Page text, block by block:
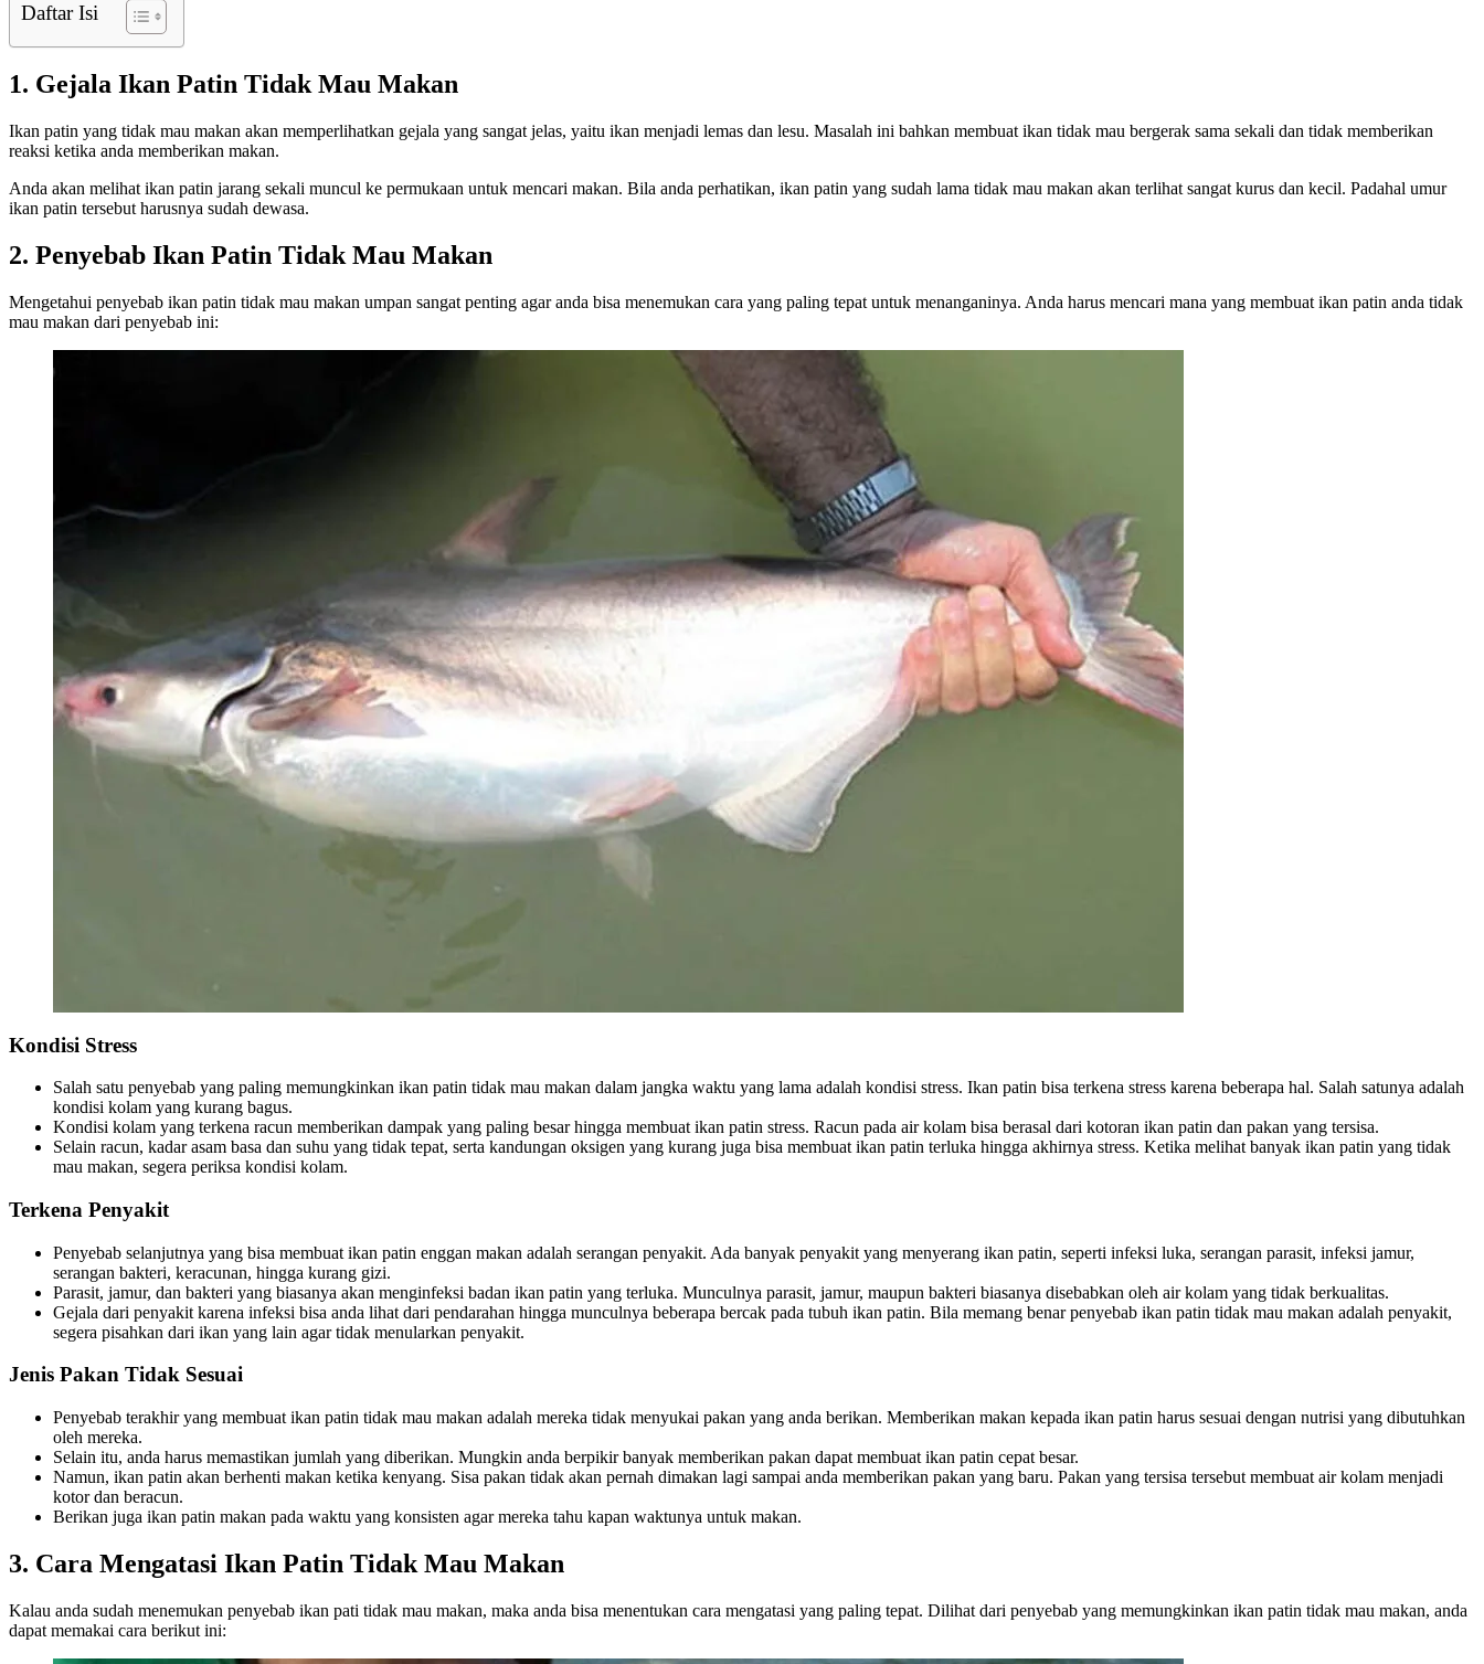
Daftar Isi
1. Gejala Ikan Patin Tidak Mau Makan
Ikan patin yang tidak mau makan akan memperlihatkan gejala yang sangat jelas, yaitu ikan menjadi lemas dan lesu. Masalah ini bahkan membuat ikan tidak mau bergerak sama sekali dan tidak memberikan
reaksi ketika anda memberikan makan.
Anda akan melihat ikan patin jarang sekali muncul ke permukaan untuk mencari makan. Bila anda perhatikan, ikan patin yang sudah lama tidak mau makan akan terlihat sangat kurus dan kecil. Padahal umur
ikan patin tersebut harusnya sudah dewasa.
2. Penyebab Ikan Patin Tidak Mau Makan
Mengetahui penyebab ikan patin tidak mau makan umpan sangat penting agar anda bisa menemukan cara yang paling tepat untuk menanganinya. Anda harus mencari mana yang membuat ikan patin anda tidak
mau makan dari penyebab ini:
Kondisi Stress
Salah satu penyebab yang paling memungkinkan ikan patin tidak mau makan dalam jangka waktu yang lama adalah kondisi stress. Ikan patin bisa terkena stress karena beberapa hal. Salah satunya adalah
kondisi kolam yang kurang bagus.
Kondisi kolam yang terkena racun memberikan dampak yang paling besar hingga membuat ikan patin stress. Racun pada air kolam bisa berasal dari kotoran ikan patin dan pakan yang tersisa.
Selain racun, kadar asam basa dan suhu yang tidak tepat, serta kandungan oksigen yang kurang juga bisa membuat ikan patin terluka hingga akhirnya stress. Ketika melihat banyak ikan patin yang tidak
mau makan, segera periksa kondisi kolam.
Terkena Penyakit
Penyebab selanjutnya yang bisa membuat ikan patin enggan makan adalah serangan penyakit. Ada banyak penyakit yang menyerang ikan patin, seperti infeksi luka, serangan parasit, infeksi jamur,
serangan bakteri, keracunan, hingga kurang gizi.
Parasit, jamur, dan bakteri yang biasanya akan menginfeksi badan ikan patin yang terluka. Munculnya parasit, jamur, maupun bakteri biasanya disebabkan oleh air kolam yang tidak berkualitas.
Gejala dari penyakit karena infeksi bisa anda lihat dari pendarahan hingga munculnya beberapa bercak pada tubuh ikan patin. Bila memang benar penyebab ikan patin tidak mau makan adalah penyakit,
segera pisahkan dari ikan yang lain agar tidak menularkan penyakit.
Jenis Pakan Tidak Sesuai
Penyebab terakhir yang membuat ikan patin tidak mau makan adalah mereka tidak menyukai pakan yang anda berikan. Memberikan makan kepada ikan patin harus sesuai dengan nutrisi yang dibutuhkan
oleh mereka.
Selain itu, anda harus memastikan jumlah yang diberikan. Mungkin anda berpikir banyak memberikan pakan dapat membuat ikan patin cepat besar.
Namun, ikan patin akan berhenti makan ketika kenyang. Sisa pakan tidak akan pernah dimakan lagi sampai anda memberikan pakan yang baru. Pakan yang tersisa tersebut membuat air kolam menjadi
kotor dan beracun.
Berikan juga ikan patin makan pada waktu yang konsisten agar mereka tahu kapan waktunya untuk makan.
3. Cara Mengatasi Ikan Patin Tidak Mau Makan
Kalau anda sudah menemukan penyebab ikan pati tidak mau makan, maka anda bisa menentukan cara mengatasi yang paling tepat. Dilihat dari penyebab yang memungkinkan ikan patin tidak mau makan, anda
dapat memakai cara berikut ini: